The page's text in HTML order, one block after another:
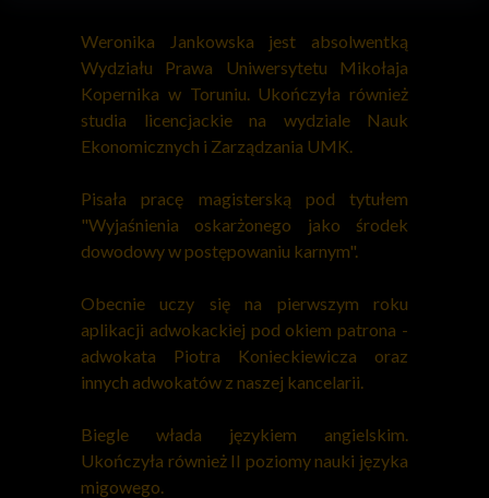
Weronika Jankowska jest absolwentką
Wydziału Prawa Uniwersytetu Mikołaja
Kopernika w Toruniu. Ukończyła również
studia licencjackie na wydziale Nauk
Ekonomicznych i Zarządzania UMK.
Pisała pracę magisterską pod tytułem
"Wyjaśnienia oskarżonego jako środek
dowodowy w postępowaniu karnym".
Obecnie uczy się na pierwszym roku
aplikacji adwokackiej pod okiem patrona -
adwokata Piotra Konieckiewicza oraz
innych adwokatów z naszej kancelarii.
Biegle włada językiem angielskim.
Ukończyła również II poziomy nauki języka
migowego.